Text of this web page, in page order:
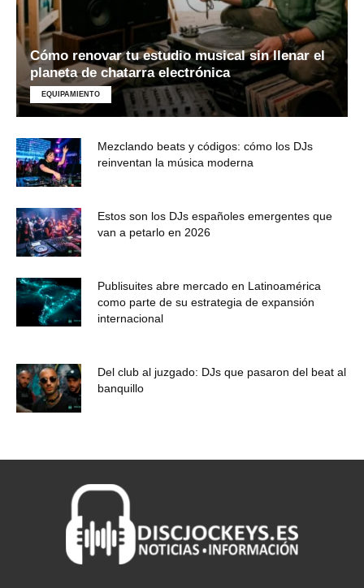
Cómo renovar tu estudio musical sin llenar el
planeta de chatarra electrónica
EQUIPAMIENTO
Mezclando beats y códigos: cómo los DJs
reinventan la música moderna
Estos son los DJs españoles emergentes que
van a petarlo en 2026
Publisuites abre mercado en Latinoamérica
como parte de su estrategia de expansión
internacional
Del club al juzgado: DJs que pasaron del beat al
banquillo